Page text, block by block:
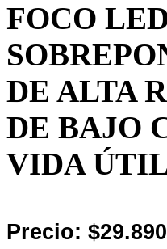
FOCO
DE ALTA
DE BAJO
VIDA
Precio: